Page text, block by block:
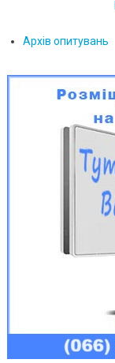
Архів опитувань